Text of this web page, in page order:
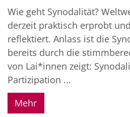
Wie geht Synodalität?
derzeit praktisch erprobt
reflektiert. Anlass ist die
bereits durch die
von Lai*innen zeigt:
Partizipation ...
Mehr